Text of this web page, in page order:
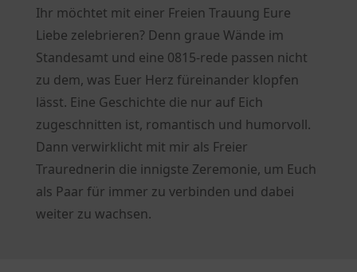
Ihr möchtet mit einer Freien Trauung Eure
Liebe zelebrieren? Denn graue Wände im
Standesamt und eine 0815-rede passen nicht
zu dem, was Euer Herz füreinander klopfen
lässt. Eine Geschichte die nur auf Eich
zugeschnitten ist, romantisch und humorvoll.
Dann verwirklicht mit mir als Freier
Traurednerin die innigste Zeremonie, um Euch
als Paar für immer zu verbinden und dabei
weiter zu wachsen.